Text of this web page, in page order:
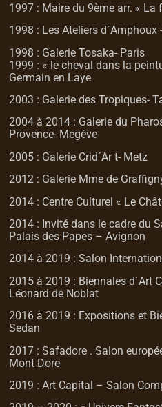
1997 : Maire du 9ème arr. «
1998 : Les Ateliers d´Amphoux
1998 : Galerie Tosaka- Paris
1999 : « le cheval dans la
Germain en Laye
2003 : Galerie des Tropiques-
2004 à 2014 : Galerie du
Provence- Megève
2005 : Galerie Crid´Ar t- Metz
2012 : Galerie Mme de
2014 : Centre Culturel « Le
2014 : Invité dans le cadre du
Palais des Papes – Avignon
2014 à 2019 : Salon
2015 à 2019 : Biennales d´Art
Léonard de Noblat
2016 à 2019 : Expositions et
Sedan
2017 : Safadore . Salon
Mont Dore
2019 : Art Capital – Salon